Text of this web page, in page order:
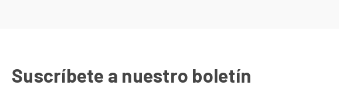
Suscríbete a nuestro boletín